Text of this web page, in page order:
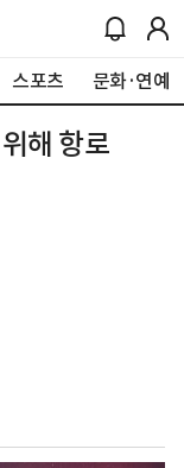
스포츠 문화·연예
해 항로